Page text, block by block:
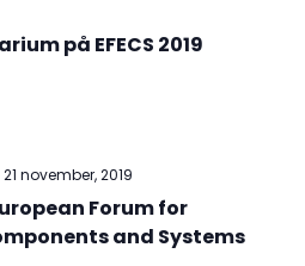
på EFECS 2019
21 november, 2019
Forum for
and Systems